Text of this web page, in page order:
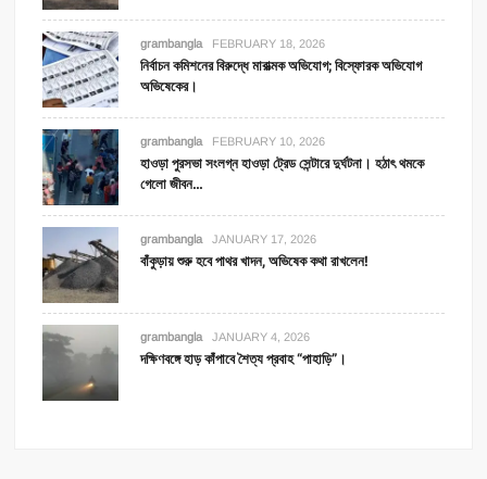
grambangla FEBRUARY 18, 2026
নির্বাচন কমিশনের বিরুদ্ধে মারাত্মক অভিযোগ; বিস্ফোরক অভিযোগ
অভিষেকের।
grambangla FEBRUARY 10, 2026
হাওড়া পুরসভা সংলগ্ন হাওড়া ট্রেড সেন্টারে দুর্ঘটনা। হঠাৎ থমকে
গেলো জীবন…
grambangla JANUARY 17, 2026
বাঁকুড়ায় শুরু হবে পাথর খাদন, অভিষেক কথা রাখলেন!
grambangla JANUARY 4, 2026
দক্ষিণবঙ্গে হাড় কাঁপাবে শৈত্য প্রবাহ “পাহাড়ি”।